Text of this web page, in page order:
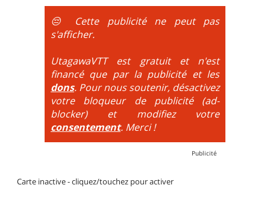
obligatoire.
DH / Gravity : Seule la descente se passe sur le vélo.
La montée est faite via navette ou remontée
mécanique. La difficulté de la descente est indiquée
par des couleurs lorsqu'il s'agit de bikeparks. Vélo
tout suspendu et protections du corps obligatoires.
😔 Cette publicité ne peut pas
s'afficher.
UtagawaVTT est gratuit et n'est
financé que par la publicité et les
dons. Pour nous soutenir, désactivez
votre bloqueur de publicité (ad-
blocker) et modifiez votre
consentement. Merci !